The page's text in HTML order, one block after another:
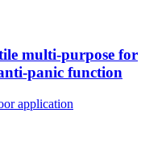
multi-purpose for
panic function